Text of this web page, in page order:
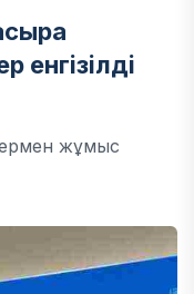
енгізілді
жұмыс